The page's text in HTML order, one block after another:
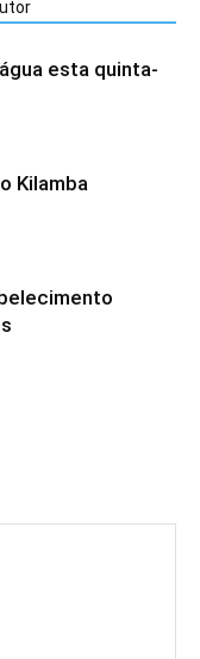
esta quinta-
Kilamba